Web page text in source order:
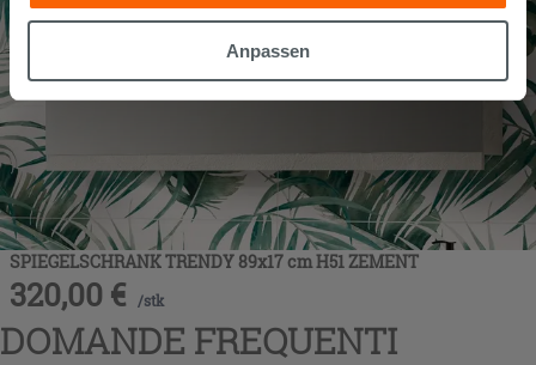
gesammelt haben, kombinieren. Falls Sie mehr wissen
möchten oder Ihre Zustimmung zu allen oder einigen
Zustimmung kann durch Klicken auf die Schaltfläche
„Cookies akzeptieren“ gegeben werden. Wenn Sie auf
die Schaltfläche "X" klicken, können Sie das Surfen erst
nach der Installation der technischen Cookies fortsetzen.
Anpassen
SPIEGELSCHRANK TRENDY 89x17 cm H51 ZEMENT
320,00 € /stk
DOMANDE FREQUENTI